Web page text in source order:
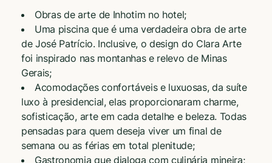
Obras de arte de Inhotim no hotel;
Uma piscina que é uma verdadeira obra de arte
de José Patrício. Inclusive, o design do Clara Arte
foi inspirado nas montanhas e relevo de Minas
Gerais;
Acomodações confortáveis e luxuosas, da suíte
luxo à presidencial, elas proporcionaram charme,
sofisticação, arte em cada detalhe e beleza. Todas
pensadas para quem deseja viver um final de
semana ou as férias em total plenitude;
Gastronomia que dialoga com culinária mineira;